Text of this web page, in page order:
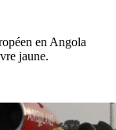
en Angola
jaune.